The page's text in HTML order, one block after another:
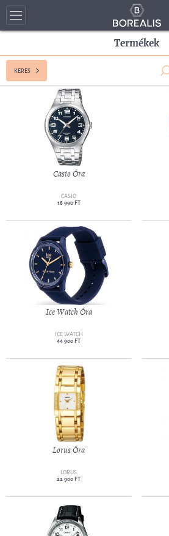
Termékek
KERES
Casio Óra
CASIO
18 990 FT
Ice Watch Óra
ICE WATCH
44 900 FT
Lorus Óra
LORUS
22 900 FT